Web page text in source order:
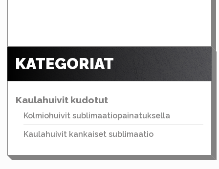
KATEGORIAT
Kaulahuivit kudotut
Kolmiohuivit sublimaatiopainatuksella
Kaulahuivit kankaiset sublimaatio